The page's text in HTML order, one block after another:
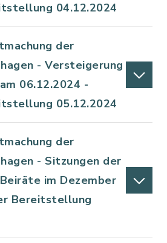
04.12.2024
der
- Versteigerung
06.12.2024 -
05.12.2024
der
- Sitzungen der
im Dezember
Bereitstellung